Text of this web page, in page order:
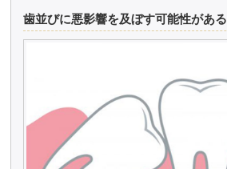
歯並びに悪影響を及ぼす可能性がある